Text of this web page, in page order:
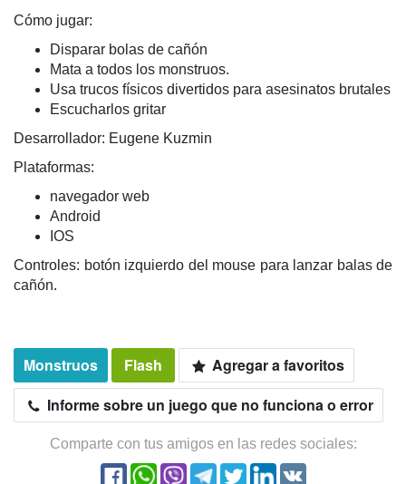
Cómo jugar:
Disparar bolas de cañón
Mata a todos los monstruos.
Usa trucos físicos divertidos para asesinatos brutales
Escucharlos gritar
Desarrollador: Eugene Kuzmin
Plataformas:
navegador web
Android
IOS
Controles: botón izquierdo del mouse para lanzar balas de
cañón.
Monstruos Flash
Agregar a favoritos
Informe sobre un juego que no funciona o error
Comparte con tus amigos en las redes sociales: